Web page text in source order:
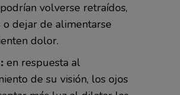
volverse retraídos,
o dejar de alimentarse
dolor.
en respuesta al
de su visión, los ojos